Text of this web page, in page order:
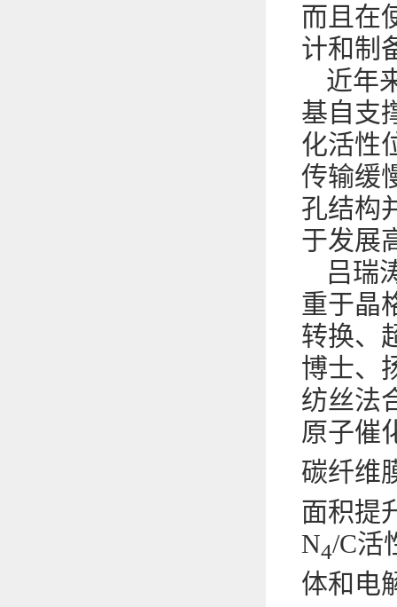
而且在
计和制
近年
基自支
化活性
传输缓
孔结构
于发展
吕瑞
重于晶
转换、
博士、
纺丝法
原子催
碳纤维
面积提
N4/C活
体和电